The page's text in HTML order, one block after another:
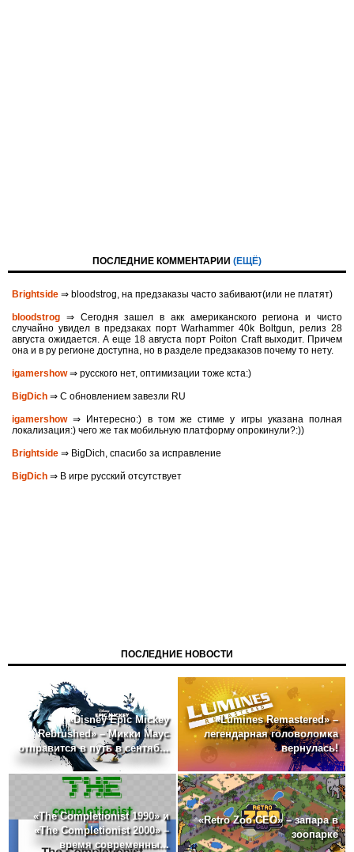
ПОСЛЕДНИЕ КОММЕНТАРИИ (ЕЩЁ)
Brightside ⇒ bloodstrog, на предзаказы часто забивают(или не платят)
bloodstrog ⇒ Сегодня зашел в акк американского региона и чисто
случайно увидел в предзаках порт Warhammer 40k Boltgun, релиз 28
августа ожидается. A eще 18 августа порт Poiton Сraft выходит. Причем
она и в ру регионе доступна, но в разделе предзаказов почему то нету.
igamershow⇒ русского нет, оптимизации тоже кста:)
BigDich ⇒ С обновлением завезли RU
igamershow⇒ Интересно:) в том же стиме у игры указана полная
локализация:) чего же так мобильную платформу опрокинули?:))
Brightside ⇒ BigDich, спасибо за исправление
BigDich ⇒ В игре русский отсутствует
ПОСЛЕДНИЕ НОВОСТИ
«Disney Epic Mickey
Rebrushed» – Микки Маус
отправится в путь в сентяб...
«Lumines Remastered» –
легендарная головоломка
вернулась!
«The Completionist 1990» и
«The Completionist 2000» –
время современны...
«Retro Zoo CEO» – запара в
зоопарке